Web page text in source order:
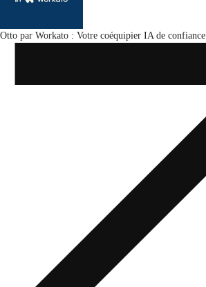
Otto par Workato : Votre coéquipier IA de confiance